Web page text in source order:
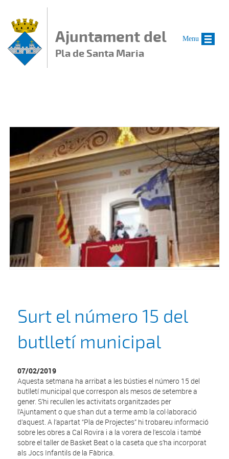
Ajuntament del
Pla de Santa Maria
Surt el número 15 del
butlletí municipal
07/02/2019
Aquesta setmana ha arribat a les bústies el número 15 del
butlletí municipal que correspon als mesos de setembre a
gener. S’hi recullen les activitats organitzades per
l’Ajuntament o que s’han dut a terme amb la col·laboració
d’aquest. A l’apartat “Pla de Projectes” hi trobareu informació
sobre les obres a Cal Rovira i a la vorera de l’escola i també
sobre el taller de Basket Beat o la caseta que s’ha incorporat
als Jocs Infantils de la Fàbrica.
Menu